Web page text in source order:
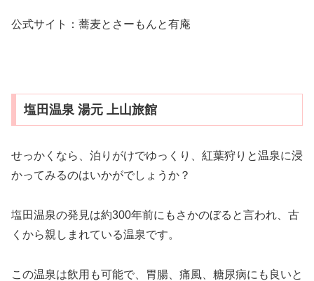
公式サイト：蕎麦とさーもんと有庵
塩田温泉 湯元 上山旅館
せっかくなら、泊りがけでゆっくり、紅葉狩りと温泉に浸
かってみるのはいかがでしょうか？
塩田温泉の発見は約300年前にもさかのぼると言われ、古
くから親しまれている温泉です。
この温泉は飲用も可能で、胃腸、痛風、糖尿病にも良いと